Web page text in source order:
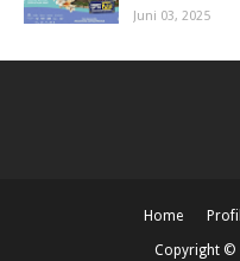
Juni 03, 2025
Home Profil
Copyright ©